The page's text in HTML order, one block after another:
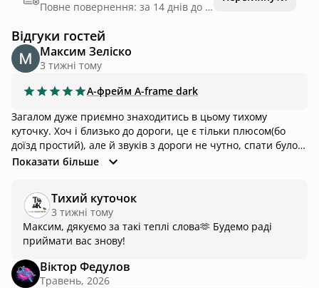
Повне повернення: за 14 днів до дати заїзду
Відгуки гостей
Максим Зеліско
3 тижні тому
А-фрейм A-frame dark
Загалом дуже приємно знаходитись в цьому тихому
куточку. Хоч і близько до дороги, це є тільки плюсом(бо
доїзд простий), але й звуків з дороги не чутно, спати було
чудово! До найближчих магазинів можна пройтись навіть
так і взимку. Власники чудові люди, по будь якій потребі -
можна звернутись. Буду рекомендувати знайомим і
приїжджати ще
Показати більше
Тихий куточок
3 тижні тому
Максим, дякуємо за такі теплі слова🫶 Будемо раді
приймати вас знову!
Віктор Федулов
Травень, 2026